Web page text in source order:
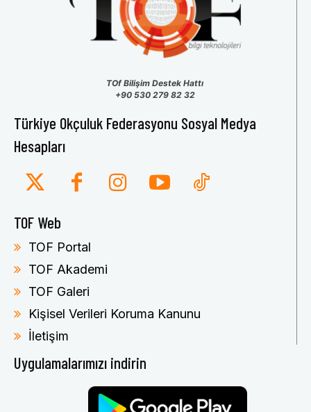
TOf Bilişim Destek Hattı
+90 530 279 82 32
Türkiye Okçuluk Federasyonu Sosyal Medya
Hesapları
TOF Web
TOF Portal
TOF Akademi
TOF Galeri
Kişisel Verileri Koruma Kanunu
İletişim
Uygulamalarımızı indirin